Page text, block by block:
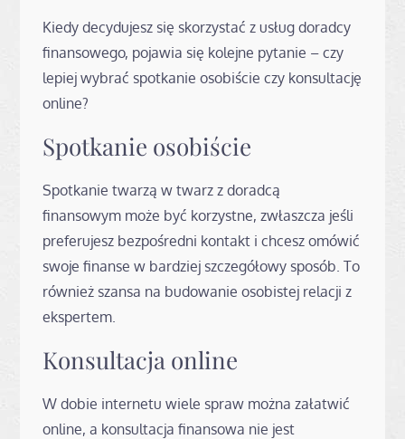
Kiedy decydujesz się skorzystać z usług doradcy
finansowego, pojawia się kolejne pytanie – czy
lepiej wybrać spotkanie osobiście czy konsultację
online?
Spotkanie osobiście
Spotkanie twarzą w twarz z doradcą
finansowym może być korzystne, zwłaszcza jeśli
preferujesz bezpośredni kontakt i chcesz omówić
swoje finanse w bardziej szczegółowy sposób. To
również szansa na budowanie osobistej relacji z
ekspertem.
Konsultacja online
W dobie internetu wiele spraw można załatwić
online, a konsultacja finansowa nie jest